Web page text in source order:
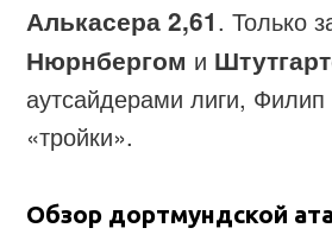
Алькасера 2,61. Только
Нюрнбергом и
аутсайдерами лиги, Филип
«тройки».
Обзор дортмундской